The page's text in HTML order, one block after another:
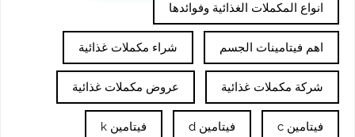
انواع المكملات الغذائية وفوائدها
اهم فيتامينات الجسم شراء مكملات غذائية
شركة مكملات غذائية عروض مكملات غذائية
فيتامين c فيتامين d فيتامين k